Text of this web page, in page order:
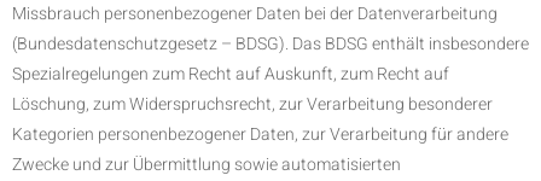
Missbrauch personenbezogener Daten bei der Datenverarbeitung
(Bundesdatenschutzgesetz – BDSG). Das BDSG enthält insbesondere
Spezialregelungen zum Recht auf Auskunft, zum Recht auf
Löschung, zum Widerspruchsrecht, zur Verarbeitung besonderer
Kategorien personenbezogener Daten, zur Verarbeitung für andere
Zwecke und zur Übermittlung sowie automatisierten